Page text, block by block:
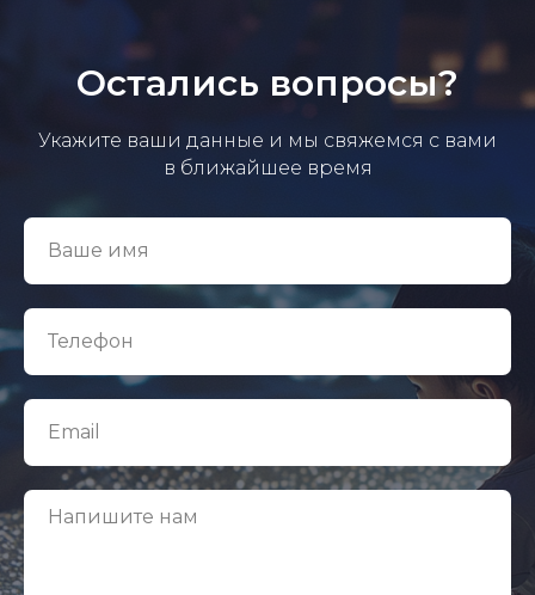
Остались вопросы?
Укажите ваши данные и мы свяжемся с вами
в ближайшее время